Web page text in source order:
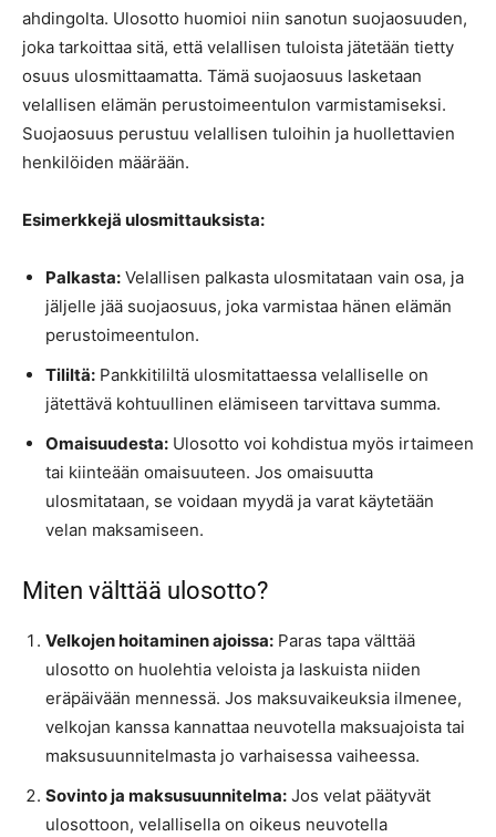
ahdingolta. Ulosotto huomioi niin sanotun suojaosuuden,
joka tarkoittaa sitä, että velallisen tuloista jätetään tietty
osuus ulosmittaamatta. Tämä suojaosuus lasketaan
velallisen elämän perustoimeentulon varmistamiseksi.
Suojaosuus perustuu velallisen tuloihin ja huollettavien
henkilöiden määrään.
Esimerkkejä ulosmittauksista:
Palkasta: Velallisen palkasta ulosmitataan vain osa, ja
jäljelle jää suojaosuus, joka varmistaa hänen elämän
perustoimeentulon.
Tililtä: Pankkitililtä ulosmitattaessa velalliselle on
jätettävä kohtuullinen elämiseen tarvittava summa.
Omaisuudesta: Ulosotto voi kohdistua myös irtaimeen
tai kiinteään omaisuuteen. Jos omaisuutta
ulosmitataan, se voidaan myydä ja varat käytetään
velan maksamiseen.
Miten välttää ulosotto?
Velkojen hoitaminen ajoissa: Paras tapa välttää
ulosotto on huolehtia veloista ja laskuista niiden
eräpäivään mennessä. Jos maksuvaikeuksia ilmenee,
velkojan kanssa kannattaa neuvotella maksuajoista tai
maksusuunnitelmasta jo varhaisessa vaiheessa.
Sovinto ja maksusuunnitelma: Jos velat päätyvät
ulosottoon, velallisella on oikeus neuvotella